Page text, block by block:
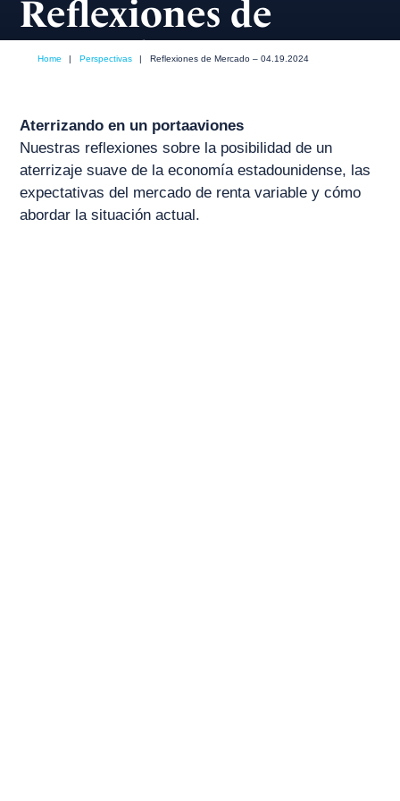
Reflexiones de
Mercado – 04.19.2024
Home | Perspectivas | Reflexiones de Mercado – 04.19.2024
Aterrizando en un portaaviones
Nuestras reflexiones sobre la posibilidad de un
aterrizaje suave de la economía estadounidense, las
expectativas del mercado de renta variable y cómo
abordar la situación actual.